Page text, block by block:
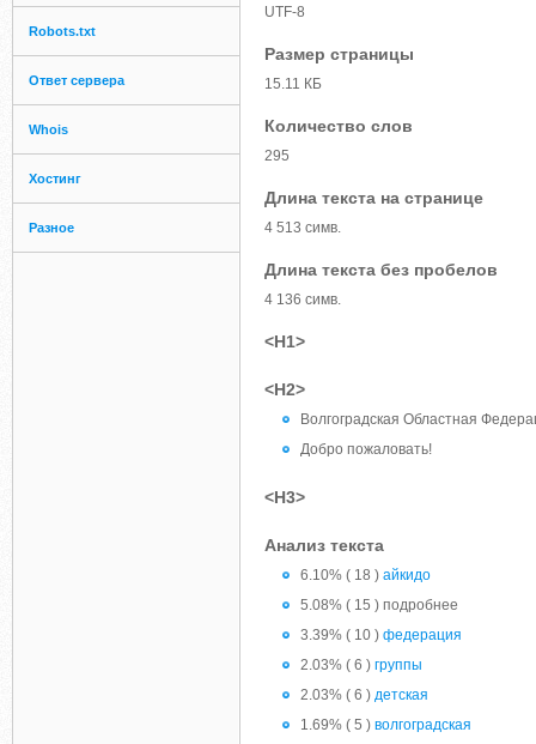
Robots.txt
Ответ сервера
Whois
Хостинг
Разное
UTF-8
Размер страницы
15.11 КБ
Количество слов
295
Длина текста на странице
4 513 симв.
Длина текста без пробелов
4 136 симв.
<H1>
<H2>
Волгоградская Областная
Добро пожаловать!
<H3>
Анализ текста
6.10% ( 18 ) айкидо
5.08% ( 15 ) подробнее
3.39% ( 10 ) федерация
2.03% ( 6 ) группы
2.03% ( 6 ) детская
1.69% ( 5 ) волгоградская